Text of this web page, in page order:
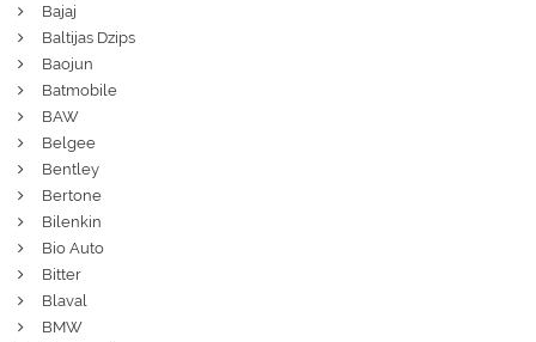
Bajaj
Baltijas Dzips
Baojun
Batmobile
BAW
Belgee
Bentley
Bertone
Bilenkin
Bio Auto
Bitter
Blaval
BMW